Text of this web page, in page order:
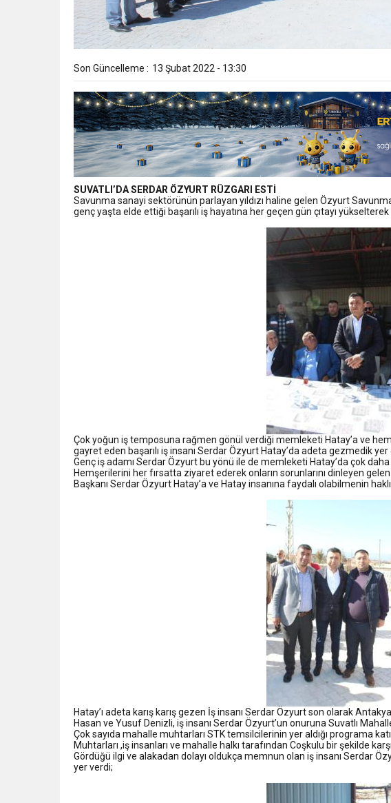
Son Güncelleme : 13 Şubat 2022 - 13:30
SUVATLI’DA SERDAR ÖZYURT RÜZGARI ESTİ
Savunma sanayi sektörünün parlayan yıldızı haline gelen Özyurt
genç yaşta elde ettiği başarılı iş hayatına her geçen gün çıtayı
Çok yoğun iş temposuna rağmen gönül verdiği memleketi Hatay’a ve
gayret eden başarılı iş insanı Serdar Özyurt Hatay’da adeta gezmedik yer
Genç iş adamı Serdar Özyurt bu yönü ile de memleketi Hatay’da çok
Hemşerilerini her fırsatta ziyaret ederek onların sorunlarını dinleyen
Başkanı Serdar Özyurt Hatay’a ve Hatay insanına faydalı olabilmenin
Hatay’ı adeta karış karış gezen İş insanı Serdar Özyurt son olarak
Hasan ve Yusuf Denizli, iş insanı Serdar Özyurt’un onuruna Suvatlı
Çok sayıda mahalle muhtarları STK temsilcilerinin yer aldığı programa
Muhtarları ,iş insanları ve mahalle halkı tarafından Coşkulu bir şekilde
Gördüğü ilgi ve alakadan dolayı oldukça memnun olan iş insanı Serdar
yer verdi;